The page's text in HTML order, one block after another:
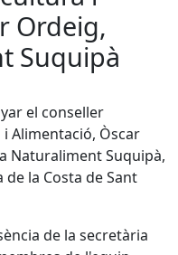
Ordeig,
Suquipà
el conseller
Alimentació, Òscar
Naturaliment Suquipà,
la Costa de Sant
de la secretària